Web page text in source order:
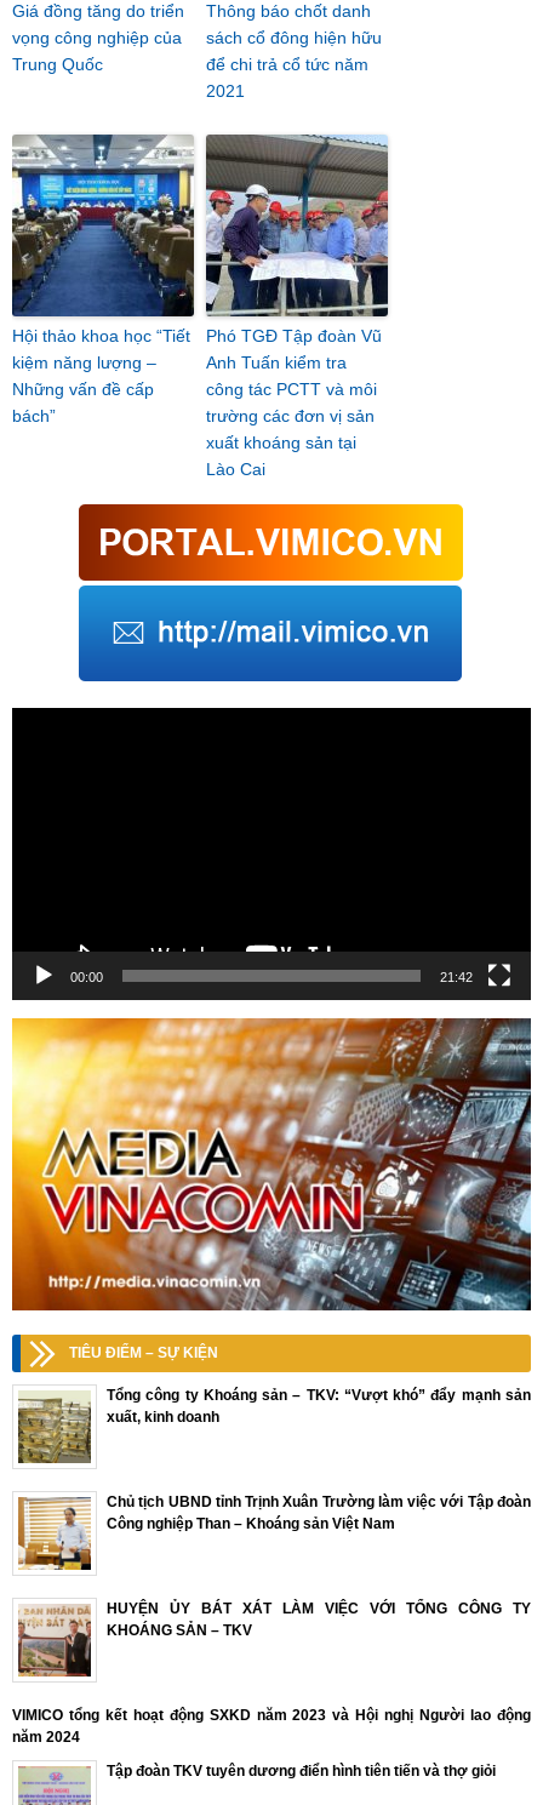
Giá đồng tăng do triển
vọng công nghiệp của
Trung Quốc
Thông báo chốt danh
sách cổ đông hiện hữu
để chi trả cổ tức năm
2021
Hội thảo khoa học “Tiết
kiệm năng lượng –
Những vấn đề cấp
bách”
Phó TGĐ Tập đoàn Vũ
Anh Tuấn kiểm tra
công tác PCTT và môi
trường các đơn vị sản
xuất khoáng sản tại
Lào Cai
00:00 21:42
TIÊU ĐIỂM – SỰ KIỆN
Tổng công ty Khoáng sản – TKV: “Vượt khó” đẩy mạnh sản
xuất, kinh doanh
Chủ tịch UBND tỉnh Trịnh Xuân Trường làm việc với Tập đoàn
Công nghiệp Than – Khoáng sản Việt Nam
HUYỆN ỦY BÁT XÁT LÀM VIỆC VỚI TỔNG CÔNG TY
KHOÁNG SẢN – TKV
VIMICO tổng kết hoạt động SXKD năm 2023 và Hội nghị Người lao động
năm 2024
Tập đoàn TKV tuyên dương điển hình tiên tiến và thợ giỏi